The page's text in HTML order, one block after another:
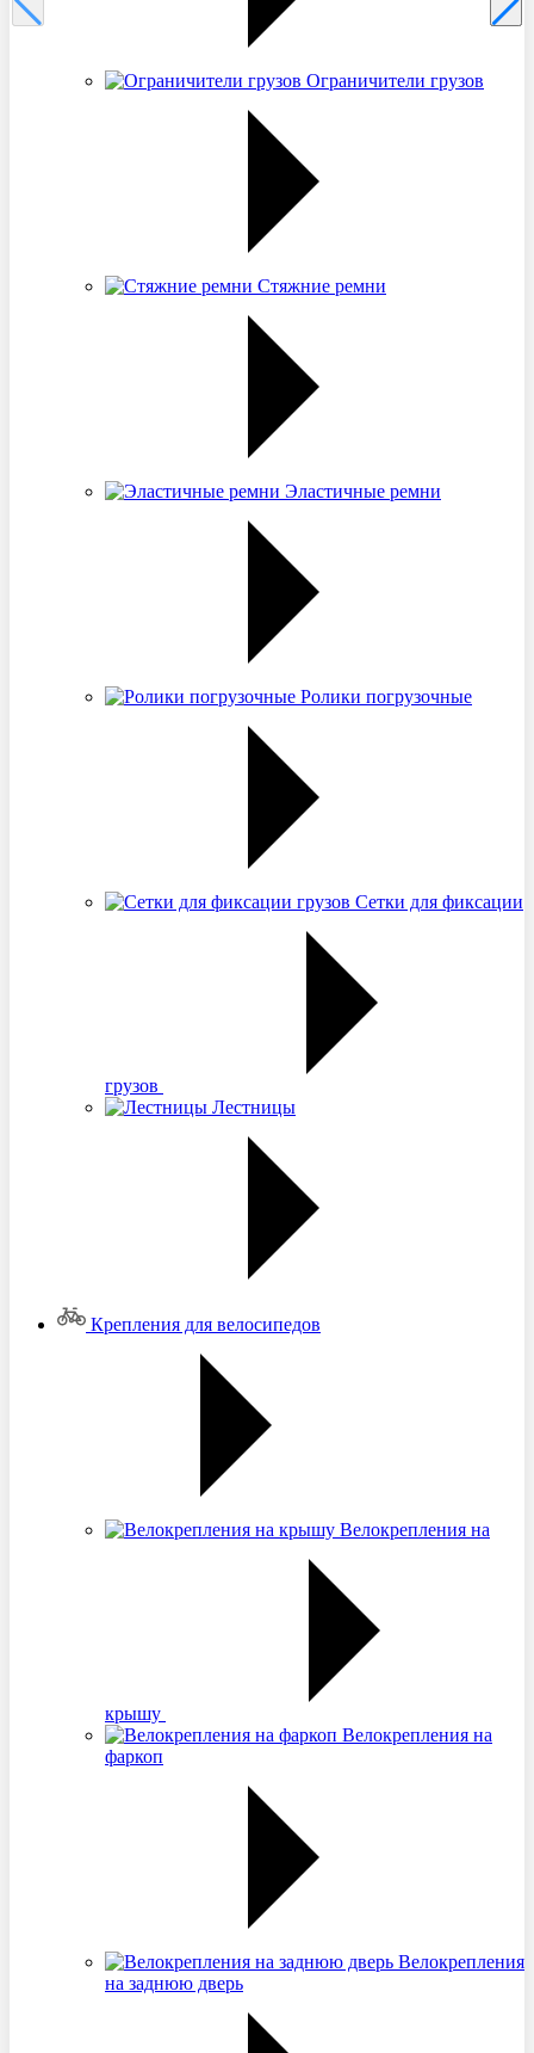
Ограничители грузов
Стяжние ремни
Эластичные ремни
Ролики погрузочные
Сетки для фиксации
грузов
Лестницы
Крепления для велосипедов
Велокрепления на
крышу
Велокрепления на
фаркоп
Велокрепления
на заднюю дверь